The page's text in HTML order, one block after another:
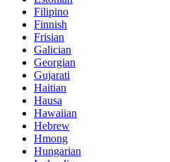
Filipino
Finnish
Frisian
Galician
Georgian
Gujarati
Haitian
Hausa
Hawaiian
Hebrew
Hmong
Hungarian